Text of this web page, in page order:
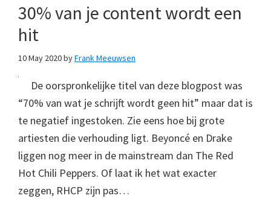
30% van je content wordt een
hit
10 May 2020byFrank Meeuwsen
De oorspronkelijke titel van deze blogpost was
“70% van wat je schrijft wordt geen hit” maar dat is
te negatief ingestoken. Zie eens hoe bij grote
artiesten die verhouding ligt. Beyoncé en Drake
liggen nog meer in de mainstream dan The Red
Hot Chili Peppers. Of laat ik het wat exacter
zeggen, RHCP zijn pas…